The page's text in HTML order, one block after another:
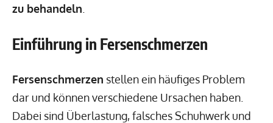
zu behandeln
Einführung in Fersenschmerzen
Fersenschmerzen stellen ein häufiges Problem
dar und können verschiedene Ursachen haben.
Dabei sind Überlastung, falsches Schuhwerk und